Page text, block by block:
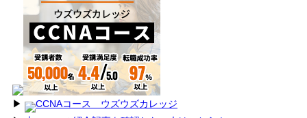
▶︎
CCNAコース ウズウズカレッジ